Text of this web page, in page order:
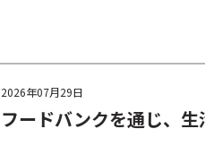
2026年07月29日
フードバンクを通じ、